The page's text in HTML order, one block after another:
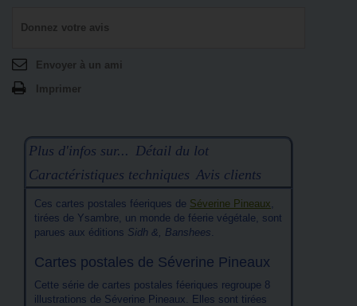
Donnez votre avis
Envoyer à un ami
Imprimer
Plus d'infos sur... Détail du lot
Caractéristiques techniques Avis clients
Ces cartes postales féeriques de Séverine Pineaux,
tirées de Ysambre, un monde de féerie végétale, sont
parues aux éditions Sidh &, Banshees.
Cartes postales de Séverine Pineaux
Cette série de cartes postales féeriques regroupe 8
illustrations de Séverine Pineaux. Elles sont tirées